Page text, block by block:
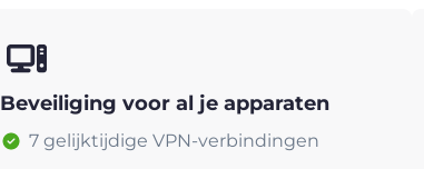
Beveiliging voor al je apparaten
7 gelijktijdige VPN-verbindingen